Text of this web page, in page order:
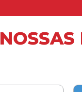
NOSSAS